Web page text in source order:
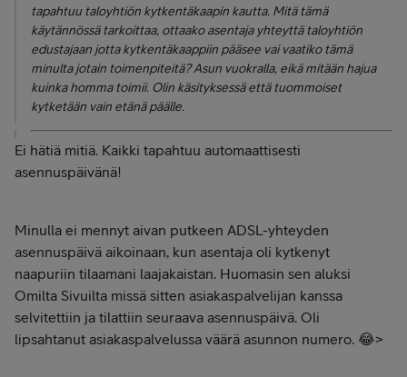
tapahtuu taloyhtiön kytkentäkaapin kautta. Mitä tämä
käytännössä tarkoittaa, ottaako asentaja yhteyttä taloyhtiön
edustajaan jotta kytkentäkaappiin pääsee vai vaatiko tämä
minulta jotain toimenpiteitä? Asun vuokralla, eikä mitään hajua
kuinka homma toimii. Olin käsityksessä että tuommoiset
kytketään vain etänä päälle.
Ei hätiä mitiä. Kaikki tapahtuu automaattisesti
asennuspäivänä!
Minulla ei mennyt aivan putkeen ADSL-yhteyden
asennuspäivä aikoinaan, kun asentaja oli kytkenyt
naapuriin tilaamani laajakaistan. Huomasin sen aluksi
Omilta Sivuilta missä sitten asiakaspalvelijan kanssa
selvitettiin ja tilattiin seuraava asennuspäivä. Oli
lipsahtanut asiakaspalvelussa väärä asunnon numero. 😂>